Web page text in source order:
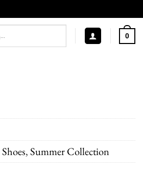
0
Shoes,Summer Collection